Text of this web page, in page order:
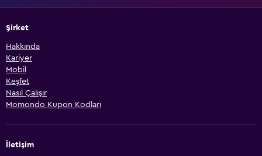
Şirket
Hakkında
Kariyer
Mobil
Keşfet
Nasıl Çalışır
Momondo Kupon Kodları
İletişim